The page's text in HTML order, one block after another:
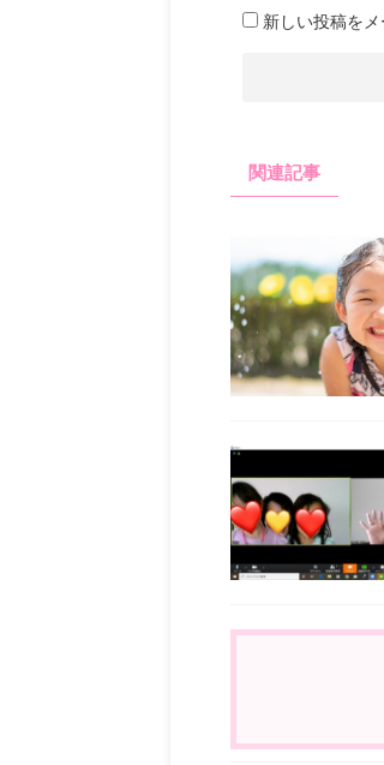
新しい投稿を
関連記事